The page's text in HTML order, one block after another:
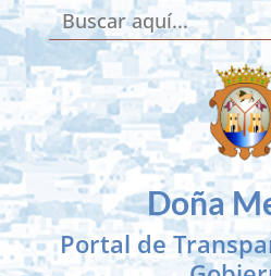
Skip
to
content
Buscar:
Doña
Portal de